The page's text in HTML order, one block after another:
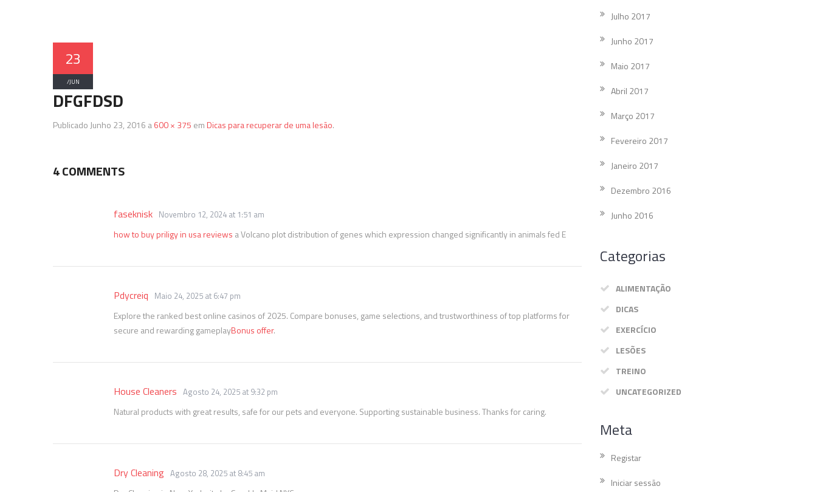
23
/JUN
DFGFDSD
Publicado Junho 23, 2016 a600 × 375 em Dicas para recuperar de uma lesão.
4 COMMENTS
faseknisk Novembro 12, 2024 at 1:51 am
how to buy priligy in usa reviews a Volcano plot distribution of genes which expression changed significantly in animals fed E
Pdycreiq Maio 24, 2025 at 6:47 pm
Explore the ranked best online casinos of 2025. Compare bonuses, game selections, and trustworthiness of top platforms for
secure and rewarding gameplayBonus offer.
House Cleaners Agosto 24, 2025 at 9:32 pm
Natural products with great results, safe for our pets and everyone. Supporting sustainable business. Thanks for caring.
Dry Cleaning Agosto 28, 2025 at 8:45 am
Julho 2017
Junho 2017
Maio 2017
Abril 2017
Março 2017
Fevereiro 2017
Janeiro 2017
Dezembro 2016
Junho 2016
Categorias
ALIMENTAÇÃO
DICAS
EXERCÍCIO
LESÕES
TREINO
UNCATEGORIZED
Meta
Registar
Iniciar sessão